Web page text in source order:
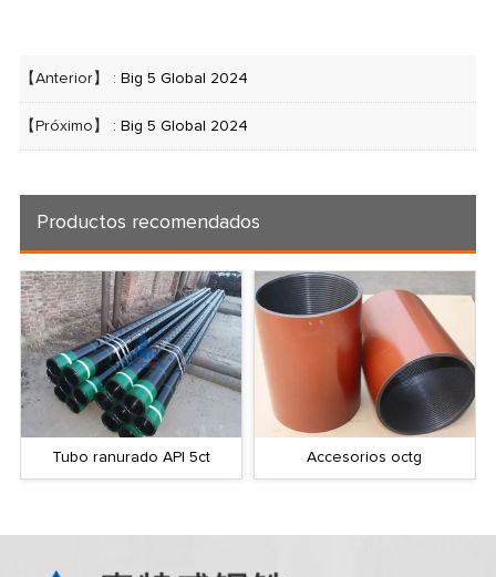
【Anterior】 : Big 5 Global 2024
【Próximo】 : Big 5 Global 2024
Productos recomendados
Tubo ranurado API 5ct Accesorios octg